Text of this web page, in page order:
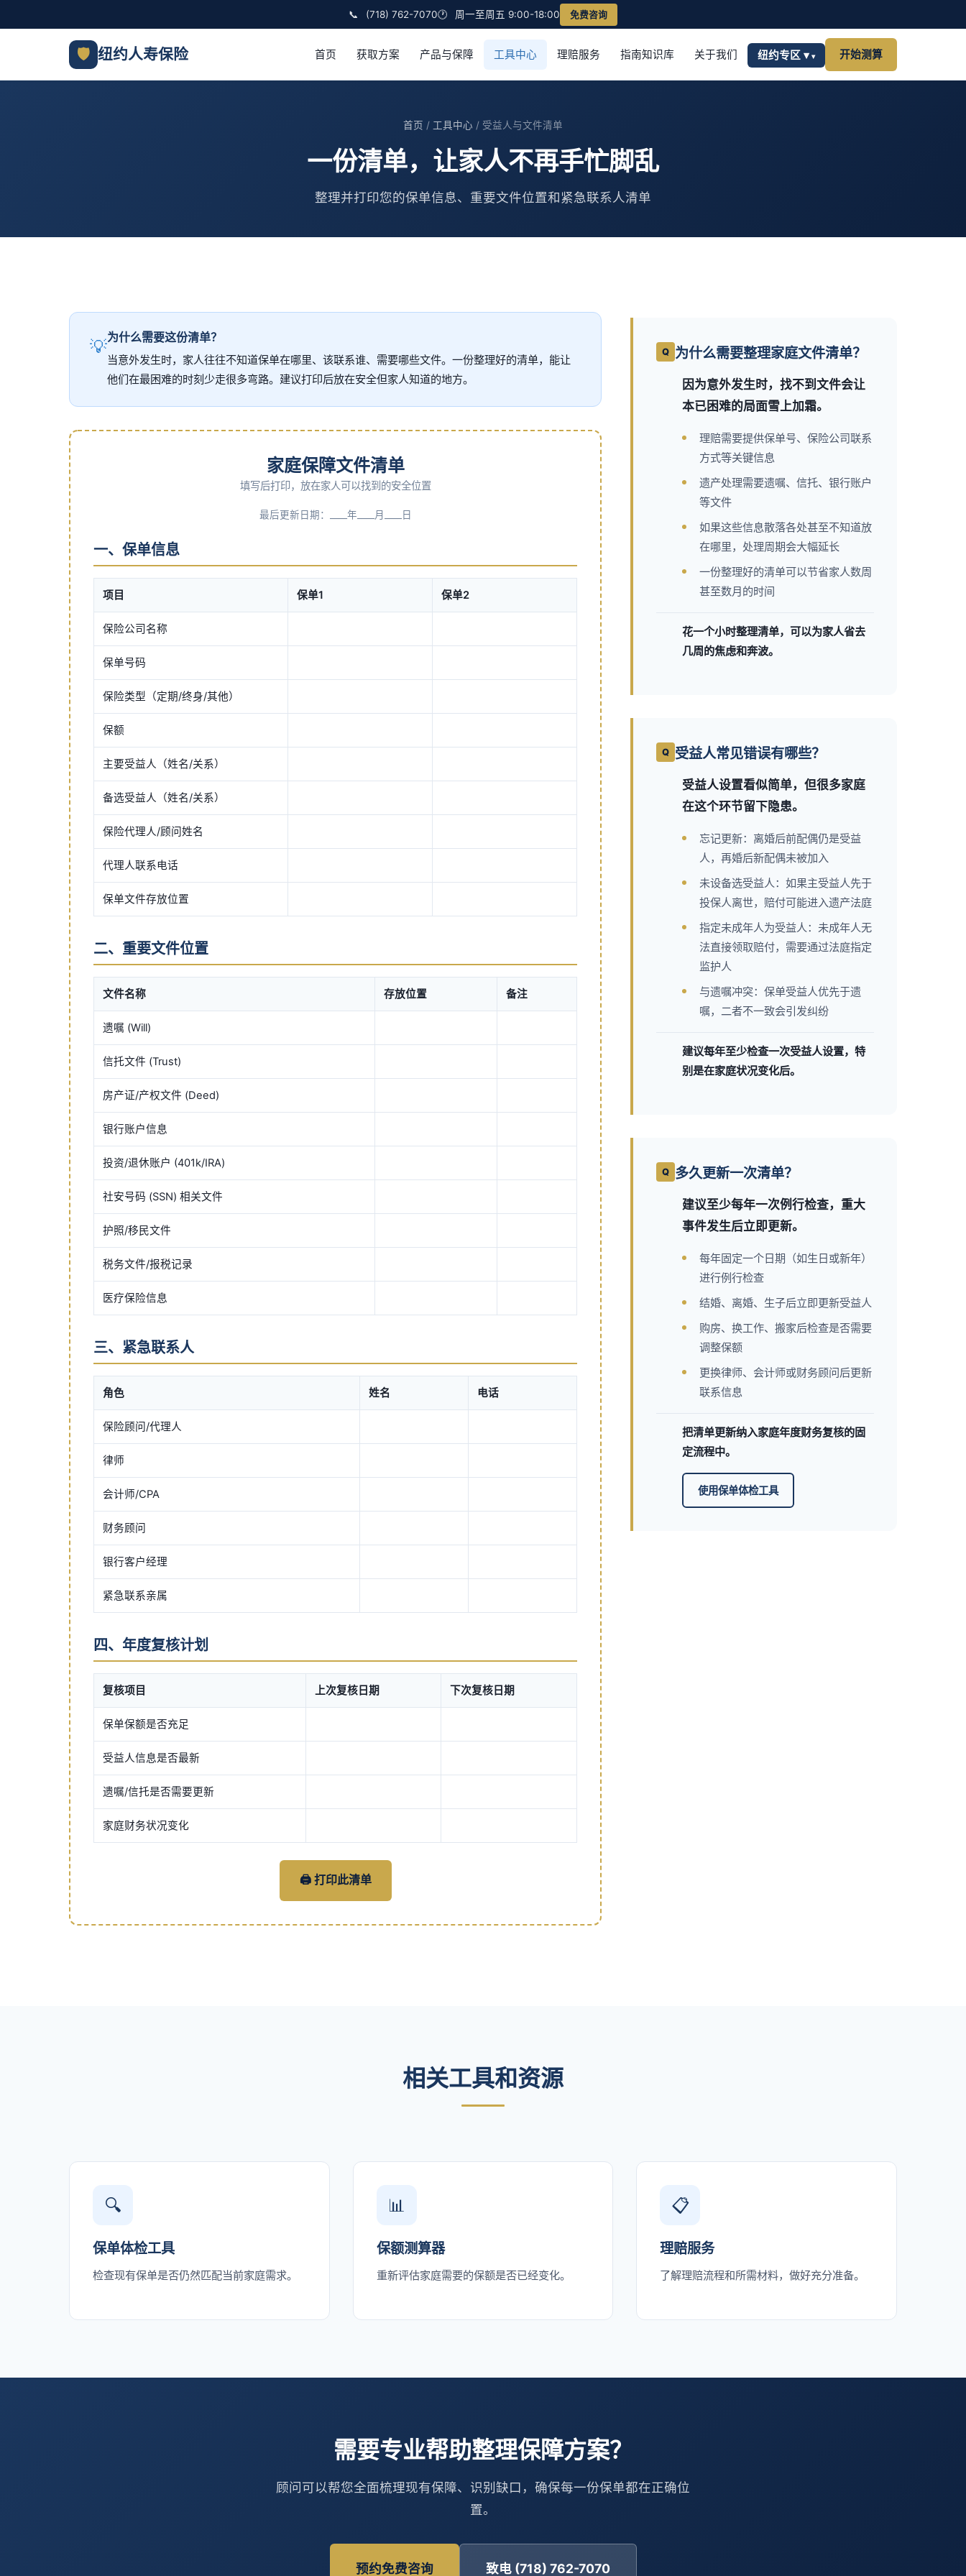
📞 (718) 762-7070🕐 周一至周五 9:00-18:00 免费咨询
🛡 纽约人寿保险 首页 获取方案 产品与保障 工具中心 理赔服务 指南知识库 关于我们 纽约专区 ▾ 开始测算
首页 / 工具中心 / 受益人与文件清单
一份清单，让家人不再手忙脚乱
整理并打印您的保单信息、重要文件位置和紧急联系人清单
💡为什么需要这份清单？
当意外发生时，家人往往不知道保单在哪里、该联系谁、需要哪些文件。一份整理好的清单，能让
他们在最困难的时刻少走很多弯路。建议打印后放在安全但家人知道的地方。
家庭保障文件清单
填写后打印，放在家人可以找到的安全位置
最后更新日期：____年____月____日
一、保单信息
项目 保单1 保单2
保险公司名称
保单号码
保险类型（定期/终身/其他）
保额
主要受益人（姓名/关系）
备选受益人（姓名/关系）
保险代理人/顾问姓名
代理人联系电话
保单文件存放位置
二、重要文件位置
文件名称 存放位置 备注
遗嘱 (Will)
信托文件 (Trust)
房产证/产权文件 (Deed)
银行账户信息
投资/退休账户 (401k/IRA)
社安号码 (SSN) 相关文件
护照/移民文件
税务文件/报税记录
医疗保险信息
三、紧急联系人
角色 姓名 电话
保险顾问/代理人
律师
会计师/CPA
财务顾问
银行客户经理
紧急联系亲属
四、年度复核计划
复核项目 上次复核日期 下次复核日期
保单保额是否充足
受益人信息是否最新
遗嘱/信托是否需要更新
家庭财务状况变化
🖨 打印此清单
为什么需要整理家庭文件清单？
因为意外发生时，找不到文件会让
本已困难的局面雪上加霜。
理赔需要提供保单号、保险公司联系
方式等关键信息
遗产处理需要遗嘱、信托、银行账户
等文件
如果这些信息散落各处甚至不知道放
在哪里，处理周期会大幅延长
一份整理好的清单可以节省家人数周
甚至数月的时间
花一个小时整理清单，可以为家人省去
几周的焦虑和奔波。
受益人常见错误有哪些？
受益人设置看似简单，但很多家庭
在这个环节留下隐患。
忘记更新：离婚后前配偶仍是受益
人，再婚后新配偶未被加入
未设备选受益人：如果主受益人先于
投保人离世，赔付可能进入遗产法庭
指定未成年人为受益人：未成年人无
法直接领取赔付，需要通过法庭指定
监护人
与遗嘱冲突：保单受益人优先于遗
嘱，二者不一致会引发纠纷
建议每年至少检查一次受益人设置，特
别是在家庭状况变化后。
多久更新一次清单？
建议至少每年一次例行检查，重大
事件发生后立即更新。
每年固定一个日期（如生日或新年）
进行例行检查
结婚、离婚、生子后立即更新受益人
购房、换工作、搬家后检查是否需要
调整保额
更换律师、会计师或财务顾问后更新
联系信息
把清单更新纳入家庭年度财务复核的固
定流程中。
使用保单体检工具
相关工具和资源
🔍
保单体检工具
检查现有保单是否仍然匹配当前家庭需求。
📊
保额测算器
重新评估家庭需要的保额是否已经变化。
📋
理赔服务
了解理赔流程和所需材料，做好充分准备。
需要专业帮助整理保障方案？
顾问可以帮您全面梳理现有保障、识别缺口，确保每一份保单都在正确位
置。
预约免费咨询 致电 (718) 762-7070